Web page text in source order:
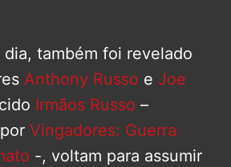
dia, também foi revelado
Anthony Russo e Joe
Irmãos Russo –
Vingadores: Guerra
-, voltam para assumir